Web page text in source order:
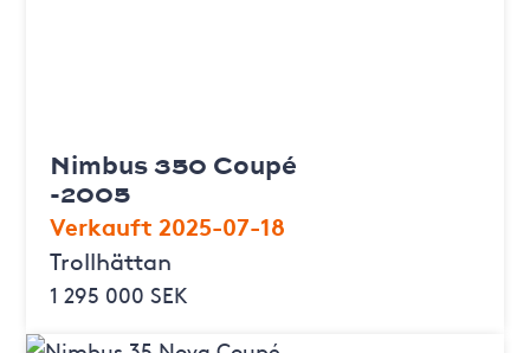
Nimbus 350 Coupé
-2005
Verkauft 2025-07-18
Trollhättan
1 295 000 SEK